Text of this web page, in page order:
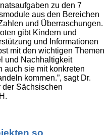
zu den 7
aus den Bereichen
und Überraschungen.
gibt Kindern und
und Informationen
mit den wichtigen Themen
und Nachhaltigkeit
auch sie mit konkreten
kommen.”, sagt Dr.
der Sächsischen
so